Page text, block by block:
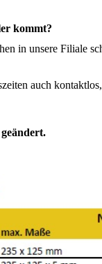
kommt?
in unsere Filiale
auch